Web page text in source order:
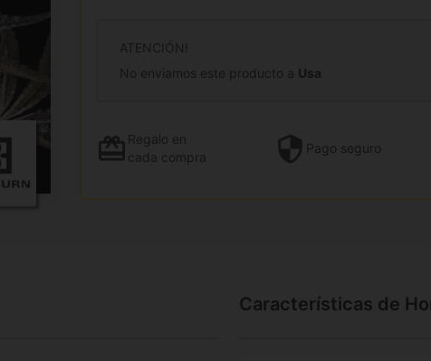
ATENCIÓN!
No enviamos este producto a Usa
Regalo en
cada compra
Pago seguro
Características de